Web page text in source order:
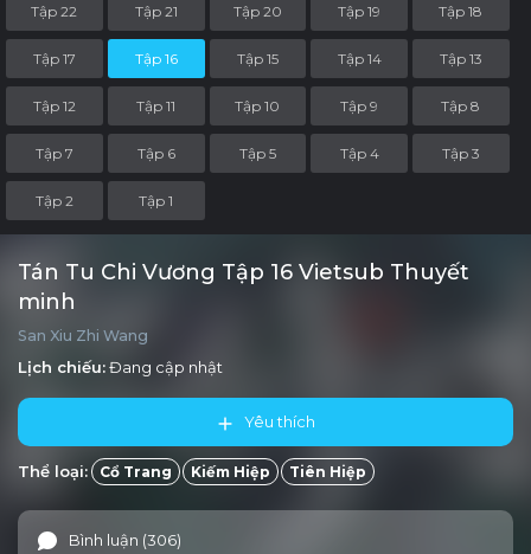
Tập 22 Tập 21 Tập 20 Tập 19 Tập 18
Tập 17 Tập 16 Tập 15 Tập 14 Tập 13
Tập 12 Tập 11 Tập 10 Tập 9 Tập 8
Tập 7 Tập 6 Tập 5 Tập 4 Tập 3
Tập 2 Tập 1
Tán Tu Chi Vương Tập 16 Vietsub Thuyết
minh
San Xiu Zhi Wang
Lịch chiếu:Đang cập nhật
Yêu thích
Thể loại: Cổ Trang Kiếm Hiệp Tiên Hiệp
Bình luận (306)